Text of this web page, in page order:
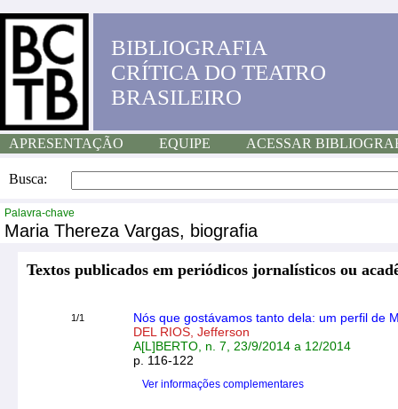
BIBLIOGRAFIA
CRÍTICA DO TEATRO
BRASILEIRO
APRESENTAÇÃO EQUIPE ACESSAR
Busca:
Palavra-chave
Maria Thereza Vargas, biografia
Textos publicados em periódicos jornalísticos ou
1/1
Nós que gostávamos tanto dela: um perfil de
DEL RIOS, Jefferson
A[L]BERTO, n. 7, 23/9/2014 a 12/2014
p. 116-122
Ver informações complementares